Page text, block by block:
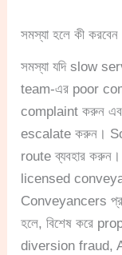
সমস্যা হলে কী করবেন
সমস্যা যদি slow
team-এর poor
complaint করুন এবং
escalate করুন।
route ব্যবহার
licensed
Conveyancers
হলে, বিশেষ করে
diversion fraud,